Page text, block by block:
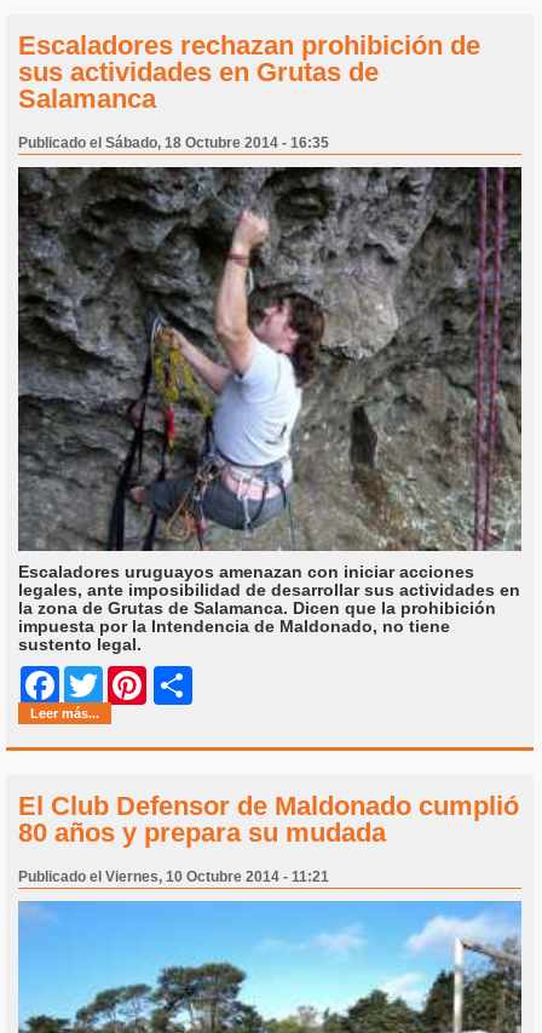
Escaladores rechazan prohibición de
sus actividades en Grutas de
Salamanca
Publicado el Sábado, 18 Octubre 2014 - 16:35
Escaladores uruguayos amenazan con iniciar acciones
legales, ante imposibilidad de desarrollar sus actividades en
la zona de Grutas de Salamanca. Dicen que la prohibición
impuesta por la Intendencia de Maldonado, no tiene
sustento legal.
Facebook
Twitter Pinterest
Leer más...
El Club Defensor de Maldonado cumplió
80 años y prepara su mudada
Publicado el Viernes, 10 Octubre 2014 - 11:21